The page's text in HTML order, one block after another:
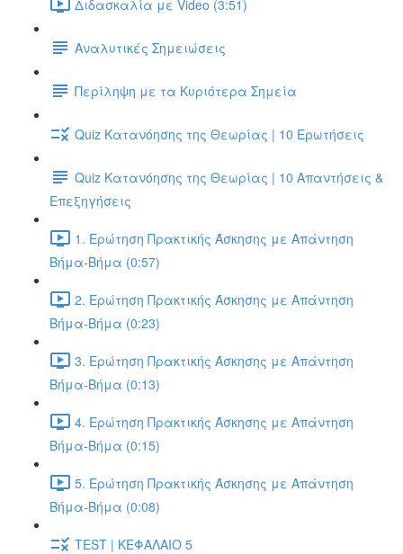
Διδασκαλία με Video (3:51)
Αναλυτικές Σημειώσεις
Περίληψη με τα Κυριότερα Σημεία
Quiz Κατανόησης της Θεωρίας | 10 Ερωτήσεις
Quiz Κατανόησης της Θεωρίας | 10 Απαντήσεις &
Επεξηγήσεις
1. Ερώτηση Πρακτικής Άσκησης με Απάντηση
Βήμα-Βήμα (0:57)
2. Ερώτηση Πρακτικής Άσκησης με Απάντηση
Βήμα-Βήμα (0:23)
3. Ερώτηση Πρακτικής Άσκησης με Απάντηση
Βήμα-Βήμα (0:13)
4. Ερώτηση Πρακτικής Άσκησης με Απάντηση
Βήμα-Βήμα (0:15)
5. Ερώτηση Πρακτικής Άσκησης με Απάντηση
Βήμα-Βήμα (0:08)
TEST | ΚΕΦΑΛΑΙΟ 5